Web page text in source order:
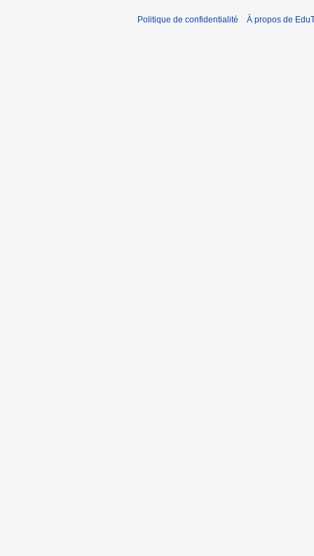
Politique de confidentialité À propos de